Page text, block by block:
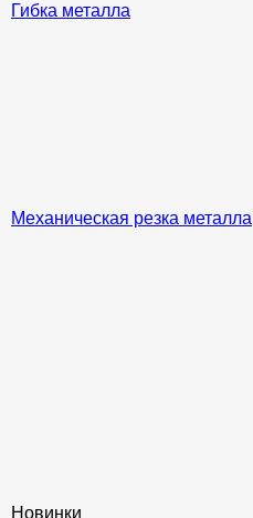
Гибка металла
Механическая резка металла
Новинки